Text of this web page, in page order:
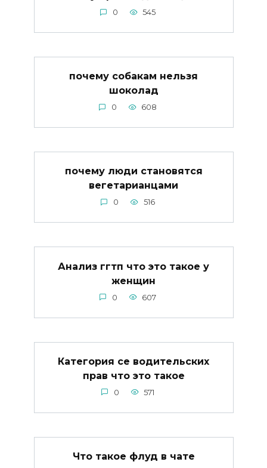
0 545
почему собакам нельзя
шоколад
0 608
почему люди становятся
вегетарианцами
0 516
Анализ ггтп что это такое у
женщин
0 607
Категория се водительских
прав что это такое
0 571
Что такое флуд в чате